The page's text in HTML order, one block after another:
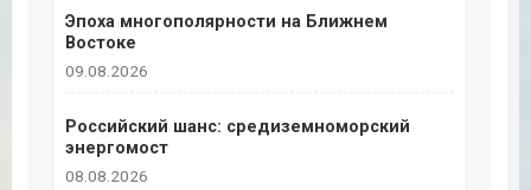
Эпоха многополярности на Ближнем
Востоке
09.08.2026
Российский шанс: средиземноморский
энергомост
08.08.2026